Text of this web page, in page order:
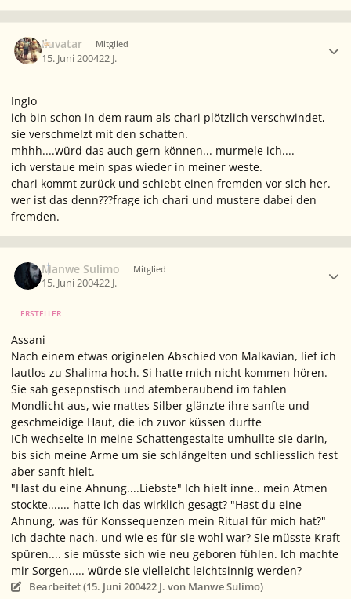
Iluvatar Mitglied
15. Juni 200422 J.
Inglo
ich bin schon in dem raum als chari plötzlich verschwindet,
sie verschmelzt mit den schatten.
mhhh....würd das auch gern können... murmele ich....
ich verstaue mein spas wieder in meiner weste.
chari kommt zurück und schiebt einen fremden vor sich her.
wer ist das denn???frage ich chari und mustere dabei den
fremden.
Manwe Sulimo Mitglied
15. Juni 200422 J.
ERSTELLER
Assani
Nach einem etwas originelen Abschied von Malkavian, lief ich
lautlos zu Shalima hoch. Si hatte mich nicht kommen hören.
Sie sah gesepnstisch und atemberaubend im fahlen
Mondlicht aus, wie mattes Silber glänzte ihre sanfte und
geschmeidige Haut, die ich zuvor küssen durfte
ICh wechselte in meine Schattengestalte umhullte sie darin,
bis sich meine Arme um sie schlängelten und schliesslich fest
aber sanft hielt.
"Hast du eine Ahnung....Liebste" Ich hielt inne.. mein Atmen
stockte....... hatte ich das wirklich gesagt? "Hast du eine
Ahnung, was für Konssequenzen mein Ritual für mich hat?"
Ich dachte nach, und wie es für sie wohl war? Sie müsste Kraft
spüren.... sie müsste sich wie neu geboren fühlen. Ich machte
mir Sorgen..... würde sie vielleicht leichtsinnig werden?
Bearbeitet (15. Juni 200422 J. von Manwe Sulimo)